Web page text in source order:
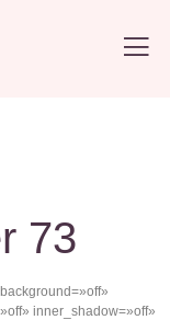
73
inner_shadow=»off»